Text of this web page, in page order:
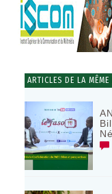
ARTICLES DE LA